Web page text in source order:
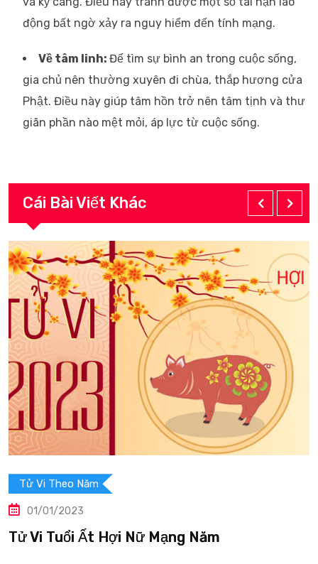
động bất ngờ xảy ra nguy hiểm đến tính mạng.
Về tâm linh: Để tìm sự bình an trong cuộc sống,
gia chủ nên thường xuyên đi chùa, thắp hương cửa
Phật. Điều này giúp tâm hồn trở nên tâm tịnh và thư
giãn phần nào mệt mỏi, áp lực từ cuộc sống.
Cái Bài Viết Khác
Vi Theo Năm
01/01/2023
Vi Tuổi Ất Hợi Nữ Mạng Năm